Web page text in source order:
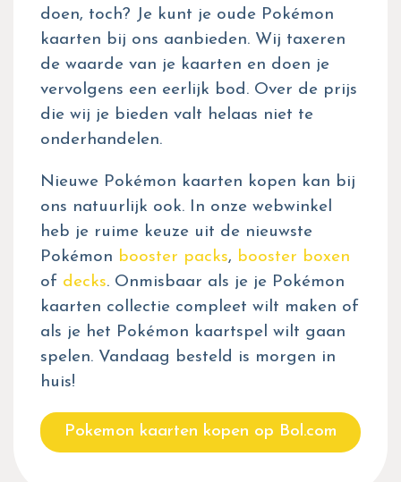
doen, toch? Je kunt je oude Pokémon
kaarten bij ons aanbieden. Wij taxeren
de waarde van je kaarten en doen je
vervolgens een eerlijk bod. Over de prijs
die wij je bieden valt helaas niet te
onderhandelen.
Nieuwe Pokémon kaarten kopen kan bij
ons natuurlijk ook. In onze webwinkel
heb je ruime keuze uit de nieuwste
Pokémon booster packs, booster boxen
of decks. Onmisbaar als je je Pokémon
kaarten collectie compleet wilt maken of
als je het Pokémon kaartspel wilt gaan
spelen. Vandaag besteld is morgen in
huis!
Pokemon kaarten kopen op Bol.com